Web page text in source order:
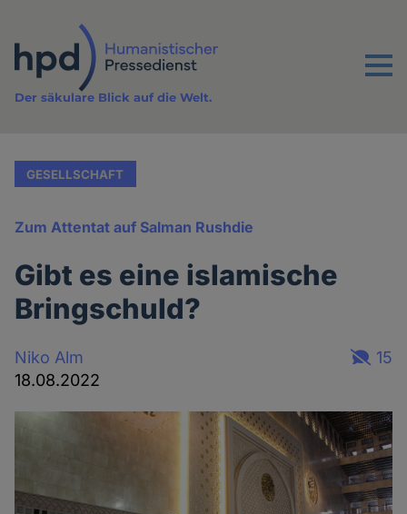
Inhalt
Menu
Der säkulare Blick auf die Welt.
GESELLSCHAFT
Zum Attentat auf Salman Rushdie
Gibt es eine islamische
Bringschuld?
Niko Alm
18.08.2022
15